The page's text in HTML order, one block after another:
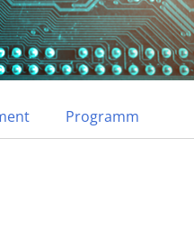
Programm